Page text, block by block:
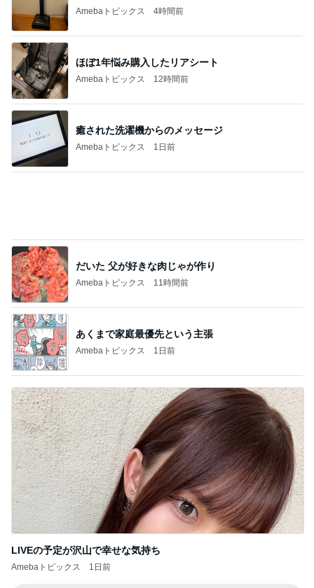
Amebaトピックス 4時間前
ほぼ1年悩み購入したリアシート
Amebaトピックス 12時間前
癒された洗濯機からのメッセージ
Amebaトピックス 1日前
あくまで家庭最優先という主張
Amebaトピックス 1日前
LIVEの予定が沢山で幸せな気持ち
Amebaトピックス 1日前
記事を読む